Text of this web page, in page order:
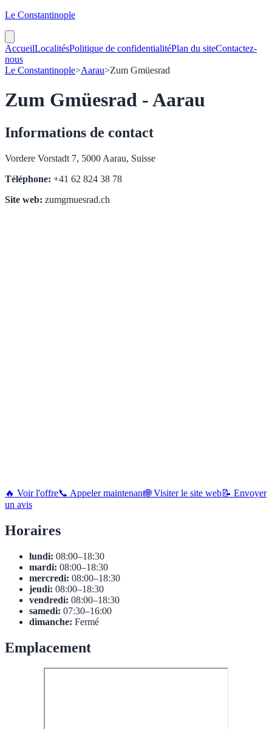
Le Constantinople
AccueilLocalitésPolitique de confidentialitéPlan du siteContactez-
nous
Le Constantinople>Aarau>Zum Gmüesrad
Zum Gmüesrad - Aarau
Informations de contact
Vordere Vorstadt 7, 5000 Aarau, Suisse
Téléphone: +41 62 824 38 78
Site web: zumgmuesrad.ch
🔥 Voir l'offre📞 Appeler maintenant🌐 Visiter le site web📝 Envoyer
un avis
Horaires
lundi: 08:00–18:30
mardi: 08:00–18:30
mercredi: 08:00–18:30
jeudi: 08:00–18:30
vendredi: 08:00–18:30
samedi: 07:30–16:00
dimanche: Fermé
Emplacement